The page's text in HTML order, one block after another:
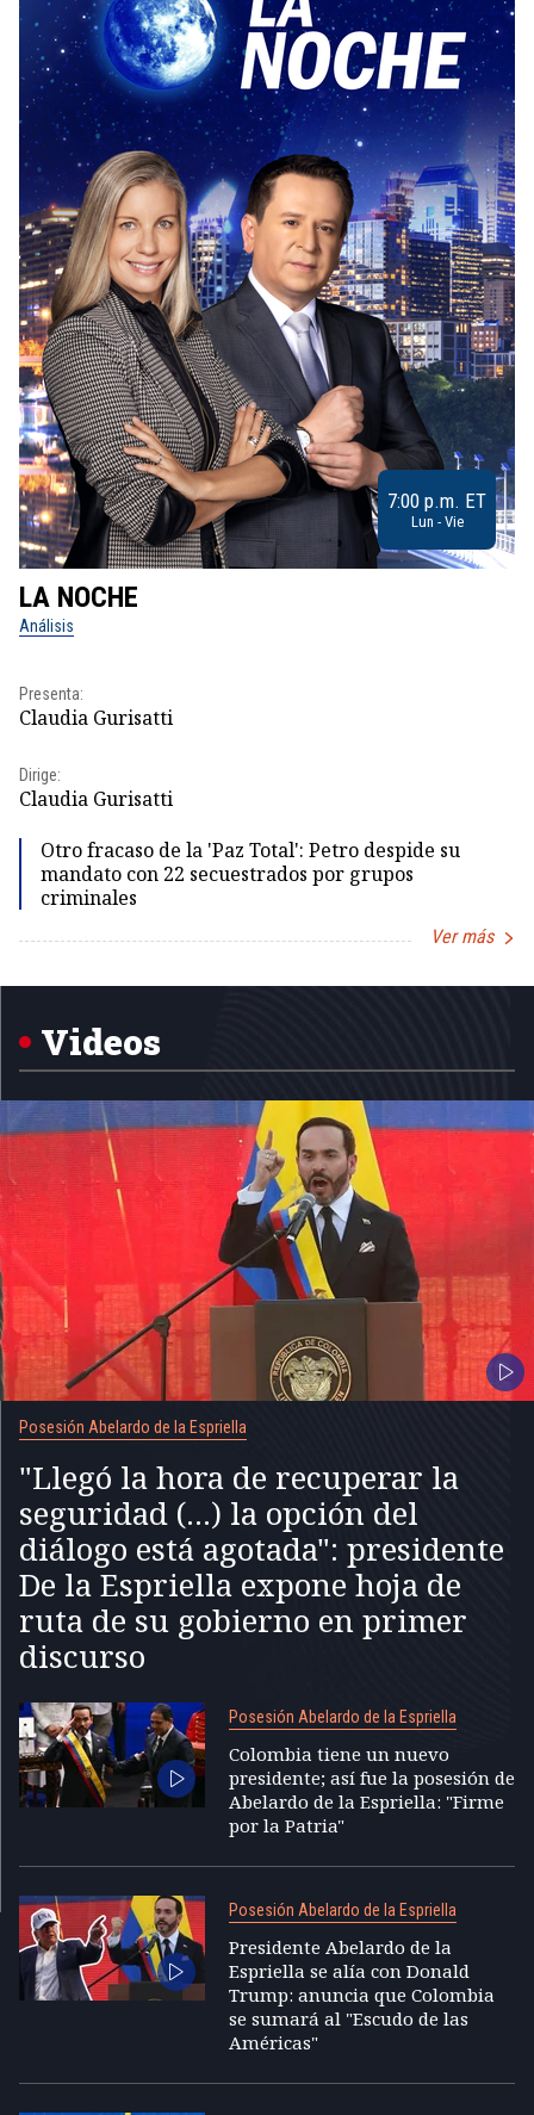
7:00 p.m. ET
Lun - Vie
LA NOCHE
Análisis
Presenta:
Claudia Gurisatti
Dirige:
Claudia Gurisatti
Otro fracaso de la 'Paz Total': Petro despide su
mandato con 22 secuestrados por grupos
criminales
Ver más
1
Videos
Posesión Abelardo de la Espriella
"Llegó la hora de recuperar la
seguridad (...) la opción del
diálogo está agotada": presidente
De la Espriella expone hoja de
ruta de su gobierno en primer
discurso
Posesión Abelardo de la Espriella
Colombia tiene un nuevo
presidente; así fue la posesión de
Abelardo de la Espriella: "Firme
por la Patria"
Posesión Abelardo de la Espriella
Presidente Abelardo de la
Espriella se alía con Donald
Trump: anuncia que Colombia
se sumará al "Escudo de las
Américas"